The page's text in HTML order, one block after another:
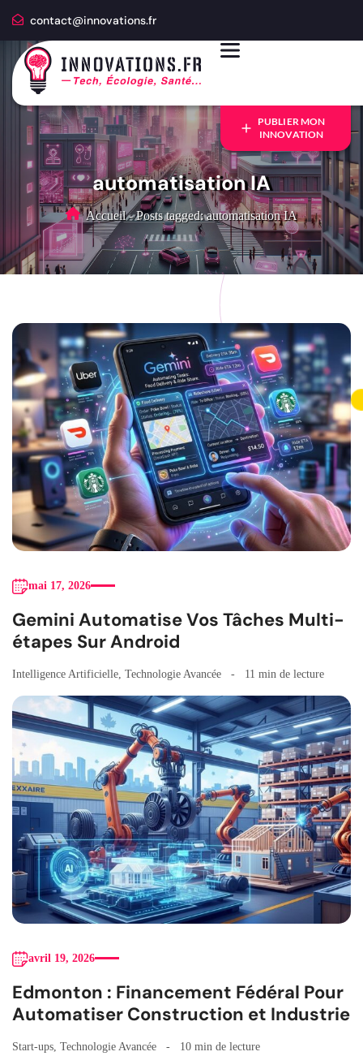
contact@innovations.fr
PUBLIER MON
INNOVATION
automatisation IA
Accueil - Posts tagged: automatisation IA
mai 17, 2026
Gemini Automatise Vos Tâches Multi-
étapes Sur Android
Intelligence Artificielle Technologie Avancée 11 min de lecture
avril 19, 2026
Edmonton : Financement Fédéral Pour
Automatiser Construction et Industrie
Start-ups Technologie Avancée 10 min de lecture